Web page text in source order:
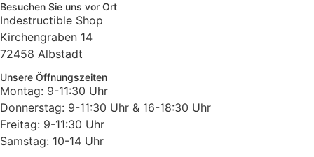
Besuchen Sie uns vor Ort
Indestructible Shop
Kirchengraben 14
72458 Albstadt
Unsere Öffnungszeiten
Montag: 9-11:30 Uhr
Donnerstag: 9-11:30 Uhr & 16-18:30 Uhr
Freitag: 9-11:30 Uhr
Samstag: 10-14 Uhr